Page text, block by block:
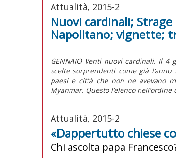
Attualità, 2015-2
Nuovi cardinali;
Napolitano; vignette;
GENNAIO Venti nuovi cardinali. Il
scelte sorprendenti come già
paesi e città che non ne avevano
Myanmar. Questo l’elenco
Attualità, 2015-2
«Dappertutto chiese
Chi ascolta papa